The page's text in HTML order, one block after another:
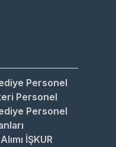
Personel
Personel
Personel
İŞKUR